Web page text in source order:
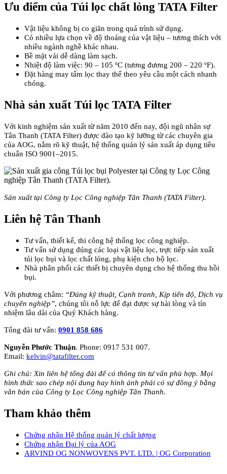
Ưu điểm của Túi lọc chất lỏng TATA Filter
Vật liệu không bị co giãn trong quá trình sử dụng.
Có nhiều lựa chọn về độ thoáng của vật liệu – tương thích với
nhiều ngành nghề khác nhau.
Bề mặt vải dễ dàng làm sạch.
Nhiệt độ làm việc: 90 – 105 ºC (tương đương 200 – 220 ºF).
Đặt hàng may tấm lọc thay thế theo yêu cầu một cách nhanh
chóng.
Nhà sản xuất Túi lọc TATA Filter
Với kinh nghiệm sản xuất từ năm 2010 đến nay, đội ngũ nhân sự
Tân Thanh (TATA Filter) được đào tạo kỹ lưỡng từ các chuyên gia
của AOG, nắm rõ kỹ thuật, hệ thống quản lý sản xuất áp dụng tiêu
chuẩn ISO 9001–2015.
Sản xuất tại Công ty Lọc Công nghiệp Tân Thanh (TATA Filter).
Liên hệ Tân Thanh
Tư vấn, thiết kế, thi công hệ thống lọc công nghiệp.
Tư vấn sử dụng đúng các loại vật liệu lọc, trực tiếp sản xuất
túi lọc bụi và lọc chất lỏng, phụ kiện cho bộ lọc.
Nhà phân phối các thiết bị chuyên dụng cho hệ thống thu hồi
bụi.
Với phương châm: “Đúng kỹ thuật, Cạnh tranh, Kịp tiến độ, Dịch vụ
chuyên nghiệp”, chúng tôi nỗ lực để đạt được sự hài lòng và tín
nhiệm lâu dài của Quý Khách hàng.
Tổng đài tư vấn: 0901 858 686
Nguyễn Phước Thuận. Phone: 0917 531 007.
Email: kelvin@tatafilter.com
Ghi chú: Xin liên hệ tổng đài để có thông tin tư vấn phù hợp. Mọi
hình thức sao chép nội dung hay hình ảnh phải có sự đồng ý bằng
văn bản của Công ty Lọc Công nghiệp Tân Thanh.
Tham khảo thêm
Chứng nhận Hệ thống quản lý chất lượng
Chứng nhận Đại lý của AOG
ARVIND OG NONWOVENS PVT. LTD. | OG Corporation